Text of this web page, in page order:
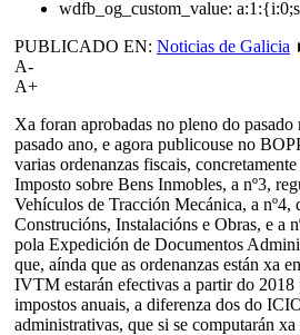
wdfb_og_custom_value:
PUBLICADO EN: Noticias de Galicia
A-
A+
Xa foran aprobadas no pleno do
pasado ano, e agora publicouse no
varias ordenanzas fiscais,
Imposto sobre Bens Inmobles, a nº3,
Vehículos de Tracción Mecánica, a nº4,
Construcións, Instalacións e Obras, e a
pola Expedición de Documentos
que, aínda que as ordenanzas están xa
IVTM estarán efectivas a partir do 2018
impostos anuais, a diferenza dos do
administrativas, que si se computarán xa